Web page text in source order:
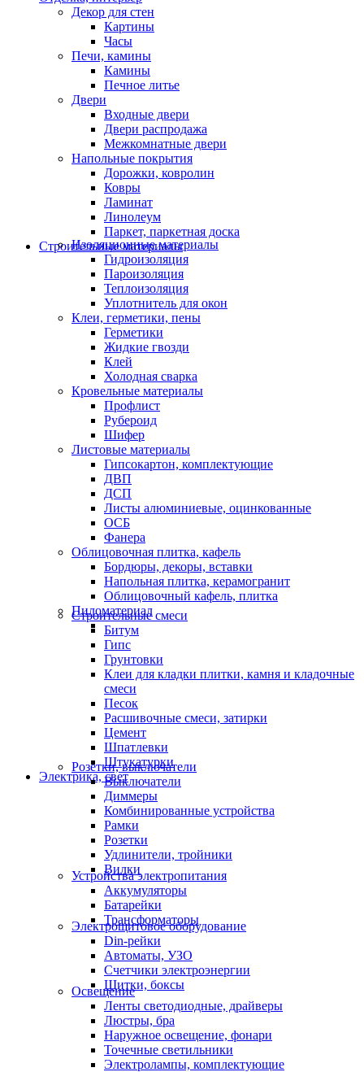
Декор для стен
Картины
Часы
Печи, камины
Камины
Печное литье
Двери
Входные двери
Двери распродажа
Межкомнатные двери
Напольные покрытия
Дорожки, ковролин
Ковры
Ламинат
Линолеум
Паркет, паркетная доска
Строительные материалы
Изоляционные материалы
Гидроизоляция
Пароизоляция
Теплоизоляция
Уплотнитель для окон
Клеи, герметики, пены
Герметики
Жидкие гвозди
Клей
Холодная сварка
Кровельные материалы
Профлист
Рубероид
Шифер
Листовые материалы
Гипсокартон, комплектующие
ДВП
ДСП
Листы алюминиевые, оцинкованные
ОСБ
Фанера
Облицовочная плитка, кафель
Бордюры, декоры, вставки
Напольная плитка, керамогранит
Облицовочный кафель, плитка
Пиломатериал
Строительные смеси
Битум
Гипс
Грунтовки
Клеи для кладки плитки, камня и кладочные
смеси
Песок
Расшивочные смеси, затирки
Цемент
Шпатлевки
Штукатурки
Электрика, свет
Розетки, выключатели
Выключатели
Диммеры
Комбинированные устройства
Рамки
Розетки
Удлинители, тройники
Вилки
Устройства электропитания
Аккумуляторы
Батарейки
Трансформаторы
Электрощитовое оборудование
Din-рейки
Автоматы, УЗО
Счетчики электроэнергии
Щитки, боксы
Освещение
Ленты светодиодные, драйверы
Люстры, бра
Наружное освещение, фонари
Точечные светильники
Электролампы, комплектующие